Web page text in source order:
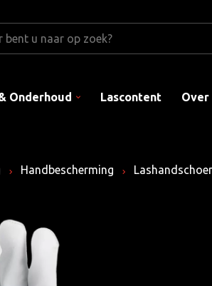
Onderhoud Lascontent Over
Handbescherming